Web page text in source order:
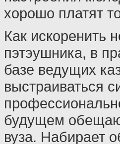
хорошо платят
Как искоренить
пэтэушника, в
базе ведущих
выстраиваться
будущем
вуза. Набирает